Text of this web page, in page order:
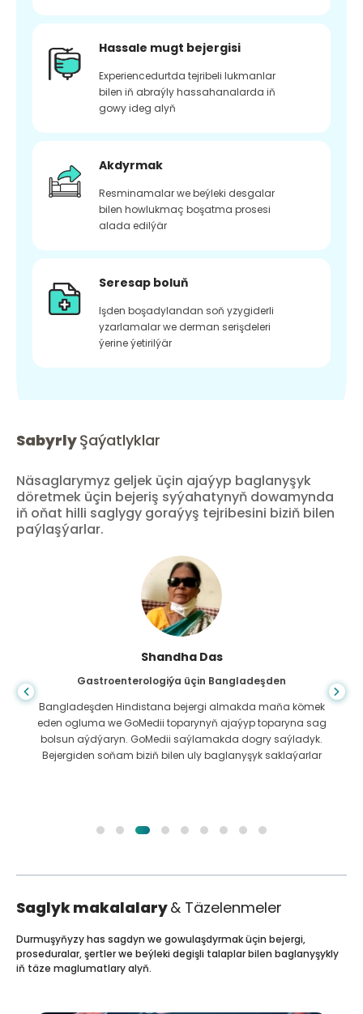
Hassale mugt bejergisi
Experiencedurtda tejribeli lukmanlar
bilen iň abraýly hassahanalarda iň
gowy ideg alyň
Akdyrmak
Resminamalar we beýleki desgalar
bilen howlukmaç boşatma prosesi
alada edilýär
Seresap boluň
Işden boşadylandan soň yzygiderli
yzarlamalar we derman serişdeleri
ýerine ýetirilýär
SabyrlyŞaýatlyklar
Näsaglarymyz geljek üçin ajaýyp baglanyşyk
döretmek üçin bejeriş syýahatynyň dowamynda
iň oňat hilli saglygy goraýyş tejribesini biziň bilen
paýlaşýarlar.
Shandha Das
Gastroenterologiýa üçin Bangladeşden
Bangladeşden Hindistana bejergi almakda maňa kömek
eden ogluma we GoMedii toparynyň ajaýyp toparyna sag
bolsun aýdýaryn. GoMedii saýlamakda dogry saýladyk.
Bejergiden soňam biziň bilen uly baglanyşyk saklaýarlar
Saglyk makalalary& Täzelenmeler
Durmuşyňyzy has sagdyn we gowulaşdyrmak üçin bejergi,
proseduralar, şertler we beýleki degişli talaplar bilen baglanyşykly
iň täze maglumatlary alyň.